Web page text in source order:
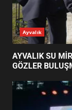
1
Ayvalık
AYVALIK SU
GÖZLER